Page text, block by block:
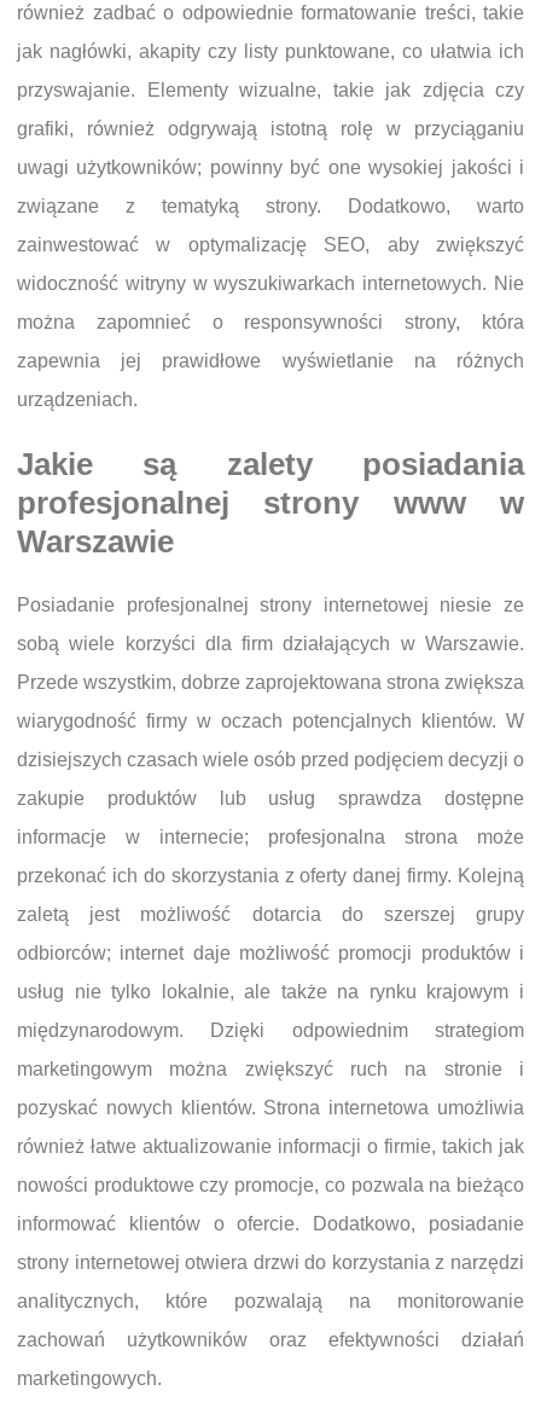
również zadbać o odpowiednie formatowanie treści, takie
jak nagłówki, akapity czy listy punktowane, co ułatwia ich
przyswajanie. Elementy wizualne, takie jak zdjęcia czy
grafiki, również odgrywają istotną rolę w przyciąganiu
uwagi użytkowników; powinny być one wysokiej jakości i
związane z tematyką strony. Dodatkowo, warto
zainwestować w optymalizację SEO, aby zwiększyć
widoczność witryny w wyszukiwarkach internetowych. Nie
można zapomnieć o responsywności strony, która
zapewnia jej prawidłowe wyświetlanie na różnych
urządzeniach.
Jakie są zalety posiadania
profesjonalnej strony www w
Warszawie
Posiadanie profesjonalnej strony internetowej niesie ze
sobą wiele korzyści dla firm działających w Warszawie.
Przede wszystkim, dobrze zaprojektowana strona zwiększa
wiarygodność firmy w oczach potencjalnych klientów. W
dzisiejszych czasach wiele osób przed podjęciem decyzji o
zakupie produktów lub usług sprawdza dostępne
informacje w internecie; profesjonalna strona może
przekonać ich do skorzystania z oferty danej firmy. Kolejną
zaletą jest możliwość dotarcia do szerszej grupy
odbiorców; internet daje możliwość promocji produktów i
usług nie tylko lokalnie, ale także na rynku krajowym i
międzynarodowym. Dzięki odpowiednim strategiom
marketingowym można zwiększyć ruch na stronie i
pozyskać nowych klientów. Strona internetowa umożliwia
również łatwe aktualizowanie informacji o firmie, takich jak
nowości produktowe czy promocje, co pozwala na bieżąco
informować klientów o ofercie. Dodatkowo, posiadanie
strony internetowej otwiera drzwi do korzystania z narzędzi
analitycznych, które pozwalają na monitorowanie
zachowań użytkowników oraz efektywności działań
marketingowych.